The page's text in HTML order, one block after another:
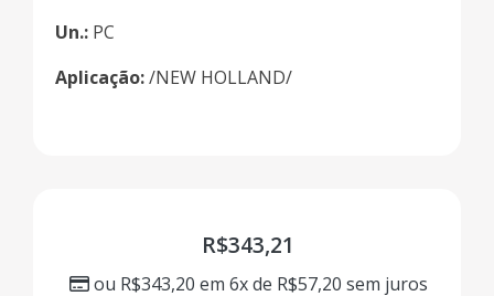
Un.: PC
Aplicação:/NEW HOLLAND/
R$343,21
ou R$343,20 em 6x de R$57,20 sem juros